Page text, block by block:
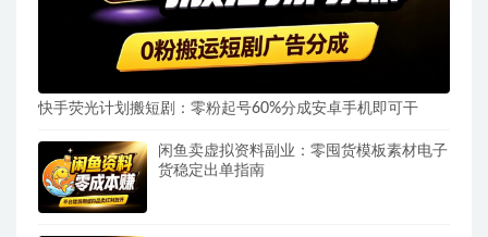
快手荧光计划搬短剧：零粉起号60%分成安卓手机即可干
闲鱼卖虚拟资料副业：零囤货模板素材电子
货稳定出单指南